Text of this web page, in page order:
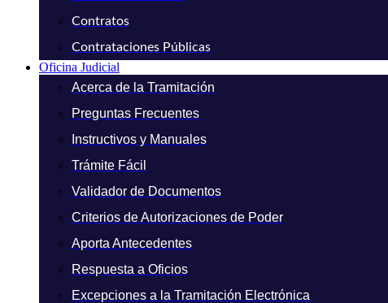
Contratos
Contrataciones Públicas
Oficina Judicial
Acerca de la Tramitación
Preguntas Frecuentes
Instructivos y Manuales
Trámite Fácil
Validador de Documentos
Criterios de Autorizaciones de Poder
Aporta Antecedentes
Respuesta a Oficios
Excepciones a la Tramitación Electrónica